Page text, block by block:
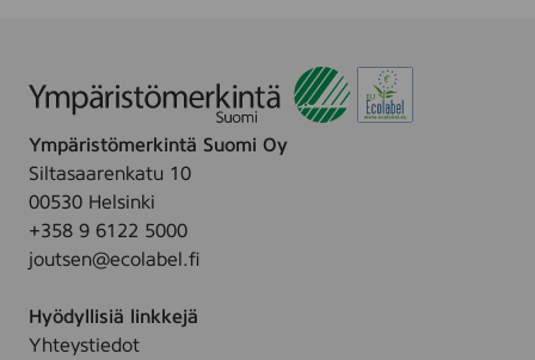
Ympäristömerkintä Suomi Oy
Siltasaarenkatu 10
00530 Helsinki
+358 9 6122 5000
joutsen@ecolabel.fi
Hyödyllisiä linkkejä
Yhteystiedot